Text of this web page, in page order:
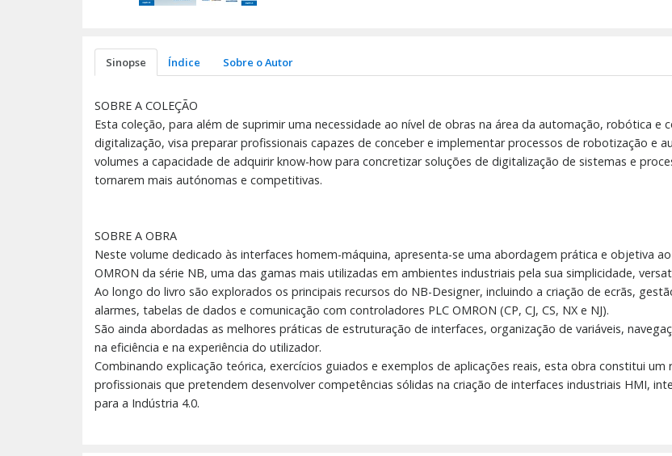
Sinopse Índice Sobre o Autor
SOBRE A COLEÇÃO
Esta coleção, para além de suprimir uma necessidade ao nível de obras na área da automação, robótica e
digitalização, visa preparar profissionais capazes de conceber e implementar processos de robotização
volumes a capacidade de adquirir know-how para concretizar soluções de digitalização de sistemas e
tornarem mais autónomas e competitivas.
SOBRE A OBRA
Neste volume dedicado às interfaces homem-máquina, apresenta-se uma abordagem prática e objetiva
OMRON da série NB, uma das gamas mais utilizadas em ambientes industriais pela sua simplicidade,
Ao longo do livro são explorados os principais recursos do NB-Designer, incluindo a criação de ecrãs,
alarmes, tabelas de dados e comunicação com controladores PLC OMRON (CP, CJ, CS, NX e NJ).
São ainda abordadas as melhores práticas de estruturação de interfaces, organização de variáveis,
na eficiência e na experiência do utilizador.
Combinando explicação teórica, exercícios guiados e exemplos de aplicações reais, esta obra constitui
profissionais que pretendem desenvolver competências sólidas na criação de interfaces industriais HMI,
para a Indústria 4.0.